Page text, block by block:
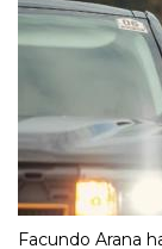
Facundo Arana